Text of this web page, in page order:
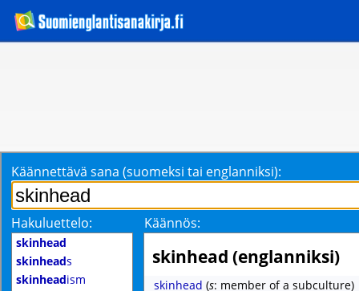
Käännettävä sana (suomeksi tai englanniksi):
Hakuluettelo: Käännös:
skinhead
skinheads
skinheadism
skinhead (englanniksi)
skinhead (s: member of a subculture)